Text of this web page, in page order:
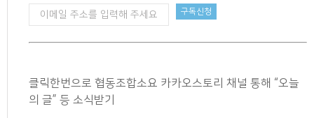
클릭한번으로 협동조합소요 카카오스토리 채널 통해 “오늘
의 글” 등 소식받기